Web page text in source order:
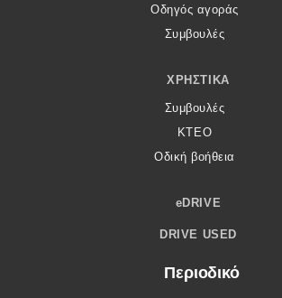
Οδηγός αγοράς
Συμβουλές
ΧΡΗΣΤΙΚΆ
Συμβουλές
ΚΤΕΟ
Οδική βοήθεια
eDRIVE
DRIVE USED
Περιοδικό